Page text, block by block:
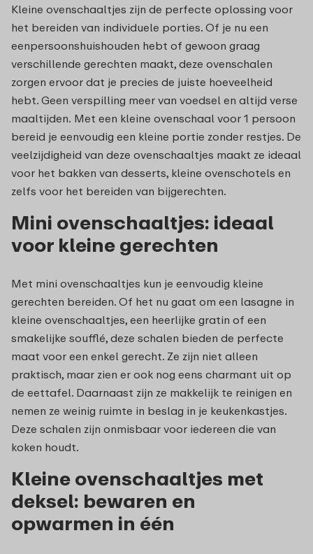
Kleine ovenschaaltjes zijn de perfecte oplossing voor
het bereiden van individuele porties. Of je nu een
eenpersoonshuishouden hebt of gewoon graag
verschillende gerechten maakt, deze ovenschalen
zorgen ervoor dat je precies de juiste hoeveelheid
hebt. Geen verspilling meer van voedsel en altijd verse
maaltijden. Met een kleine ovenschaal voor 1 persoon
bereid je eenvoudig een kleine portie zonder restjes. De
veelzijdigheid van deze ovenschaaltjes maakt ze ideaal
voor het bakken van desserts, kleine ovenschotels en
zelfs voor het bereiden van bijgerechten.
Mini ovenschaaltjes: ideaal
voor kleine gerechten
Met mini ovenschaaltjes kun je eenvoudig kleine
gerechten bereiden. Of het nu gaat om een lasagne in
kleine ovenschaaltjes, een heerlijke gratin of een
smakelijke soufflé, deze schalen bieden de perfecte
maat voor een enkel gerecht. Ze zijn niet alleen
praktisch, maar zien er ook nog eens charmant uit op
de eettafel. Daarnaast zijn ze makkelijk te reinigen en
nemen ze weinig ruimte in beslag in je keukenkastjes.
Deze schalen zijn onmisbaar voor iedereen die van
koken houdt.
Kleine ovenschaaltjes met
deksel: bewaren en
opwarmen in één